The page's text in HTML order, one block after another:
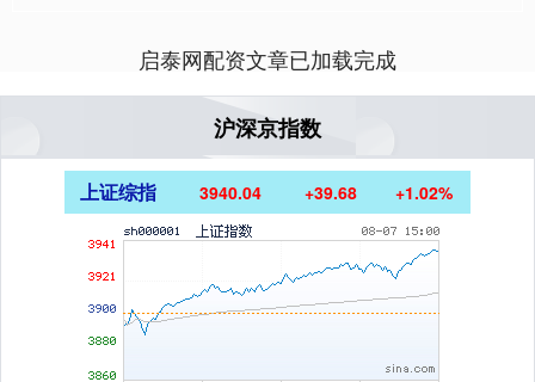
启泰网配资文章已加载完成
沪深京指数
上证综指 3940.04 +39.68 +1.02%